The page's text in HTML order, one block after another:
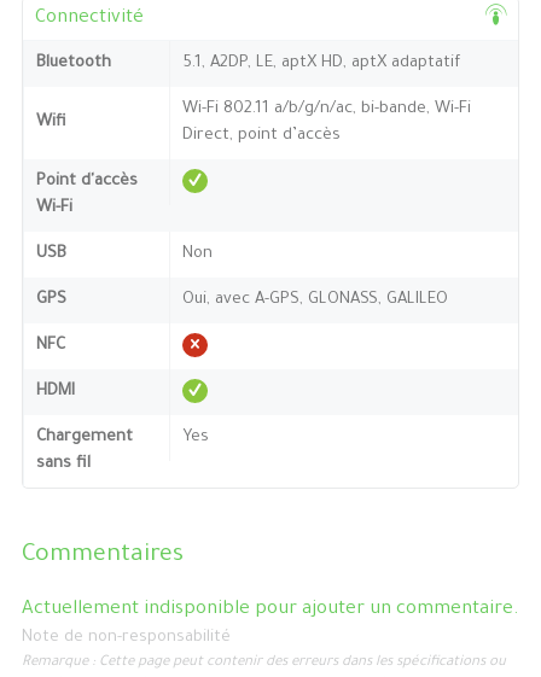
Connectivité
Bluetooth 5.1, A2DP, LE, aptX HD, aptX adaptatif
Wifi
Wi-Fi 802.11 a/b/g/n/ac, bi-bande, Wi-Fi
Direct, point d’accès
Point d'accès
Wi-Fi
USB Non
GPS Oui, avec A-GPS, GLONASS, GALILEO
NFC
HDMI
Chargement
sans fil
Yes
Commentaires
Actuellement indisponible pour ajouter un commentaire.
Note de non-responsabilité
Remarque : Cette page peut contenir des erreurs dans les spécifications ou